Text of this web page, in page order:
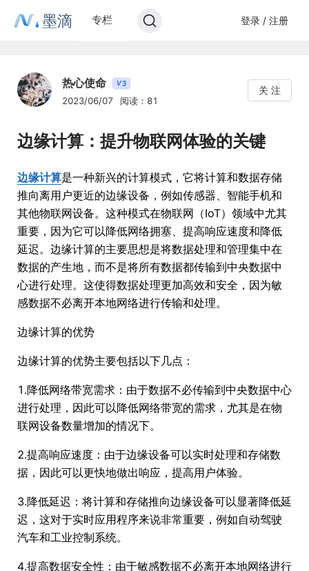
墨滴 专栏 登录 / 注册
热心使命 V3
2023/06/07 阅读：81
关 注
边缘计算：提升物联网体验的关键
边缘计算是一种新兴的计算模式，它将计算和数据存储
推向离用户更近的边缘设备，例如传感器、智能手机和
其他物联网设备。这种模式在物联网（IoT）领域中尤其
重要，因为它可以降低网络拥塞、提高响应速度和降低
延迟。边缘计算的主要思想是将数据处理和管理集中在
数据的产生地，而不是将所有数据都传输到中央数据中
心进行处理。这使得数据处理更加高效和安全，因为敏
感数据不必离开本地网络进行传输和处理。
边缘计算的优势
边缘计算的优势主要包括以下几点：
1.降低网络带宽需求：由于数据不必传输到中央数据中心
进行处理，因此可以降低网络带宽的需求，尤其是在物
联网设备数量增加的情况下。
2.提高响应速度：由于边缘设备可以实时处理和存储数
据，因此可以更快地做出响应，提高用户体验。
3.降低延迟：将计算和存储推向边缘设备可以显著降低延
迟，这对于实时应用程序来说非常重要，例如自动驾驶
汽车和工业控制系统。
4.提高数据安全性：由于敏感数据不必离开本地网络进行